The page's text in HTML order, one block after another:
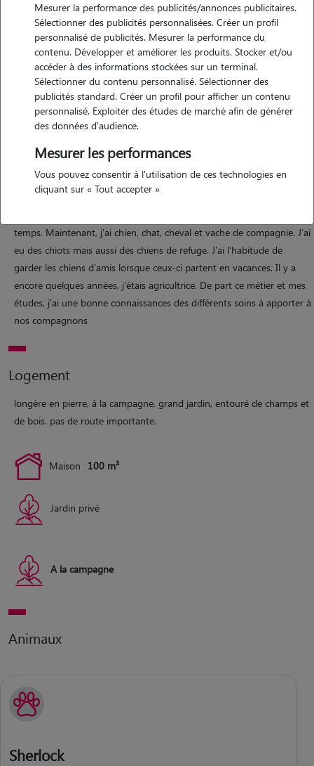
Motivation
J'aime énormément la compagnie des animaux. Ils font partie de ma
vie depuis ma plus tendre enfance. Je ne supporte pas l'idée qu'on les
laisse en chenil en béton. Ils font partie intégrante de la vie de famille
Expérience
temps. Maintenant, j'ai chien, chat, cheval et vache de compagnie. J'ai
eu des chiots mais aussi des chiens de refuge. J'ai l'habitude de
garder les chiens d'amis lorsque ceux-ci partent en vacances. Il y a
encore quelques années, j'étais agricultrice. De part ce métier et mes
études, j'ai une bonne connaissances des différents soins à apporter à
nos compagnons
Logement
longère en pierre, à la campagne, grand jardin, entouré de champs et
de bois. pas de route importante.
Maison 100 m²
Jardin privé
A la campagne
Animaux
Sherlock
Mesurer la performance des publicités/annonces publicitaires.
Sélectionner des publicités personnalisées. Créer un profil
personnalisé de publicités. Mesurer la performance du
contenu. Développer et améliorer les produits. Stocker et/ou
accéder à des informations stockées sur un terminal.
Sélectionner du contenu personnalisé. Sélectionner des
publicités standard. Créer un profil pour afficher un contenu
personnalisé. Exploiter des études de marché afin de générer
des données d'audience.
Mesurer les performances
Vous pouvez consentir à l'utilisation de ces technologies en
cliquant sur « Tout accepter »